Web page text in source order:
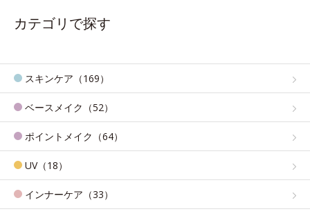
カテゴリで探す
スキンケア（169）
ベースメイク（52）
ポイントメイク（64）
UV（18）
インナーケア（33）